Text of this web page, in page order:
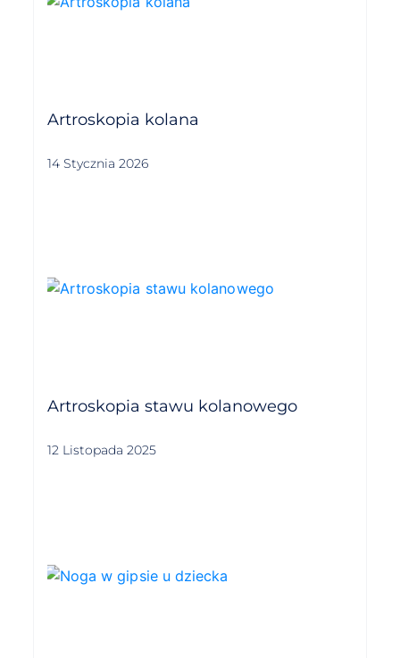
Artroskopia kolana
14 Stycznia 2026
Artroskopia stawu kolanowego
12 Listopada 2025